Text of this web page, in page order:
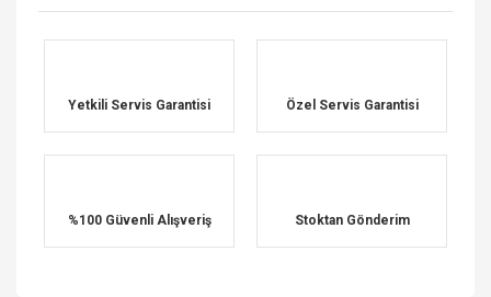
Yetkili Servis Garantisi Özel Servis Garantisi
%100 Güvenli Alışveriş Stoktan Gönderim